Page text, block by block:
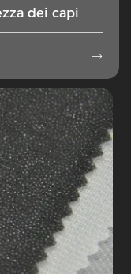
dei capi
